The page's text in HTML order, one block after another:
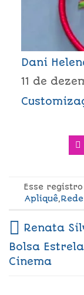
Dani
11 de
Esse
Apliquê,
Renata
Bolsa
Cinema